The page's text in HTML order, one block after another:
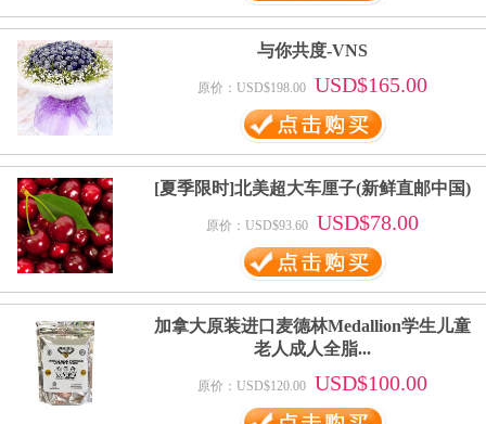
与你共度-VNS
原价：USD$198.00 USD$165.00
[夏季限时]北美超大车厘子(新鲜直邮中国)
原价：USD$93.60 USD$78.00
加拿大原装进口麦德林Medallion学生儿童
老人成人全脂...
原价：USD$120.00 USD$100.00